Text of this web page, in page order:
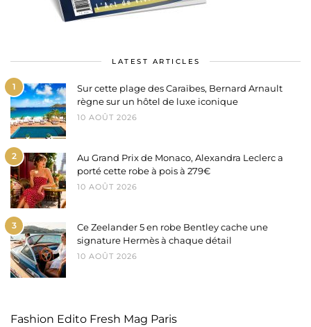
LATEST ARTICLES
1
Sur cette plage des Caraïbes, Bernard Arnault
règne sur un hôtel de luxe iconique
10 AOÛT 2026
2
Au Grand Prix de Monaco, Alexandra Leclerc a
porté cette robe à pois à 279€
10 AOÛT 2026
3
Ce Zeelander 5 en robe Bentley cache une
signature Hermès à chaque détail
10 AOÛT 2026
Fashion Edito Fresh Mag Paris